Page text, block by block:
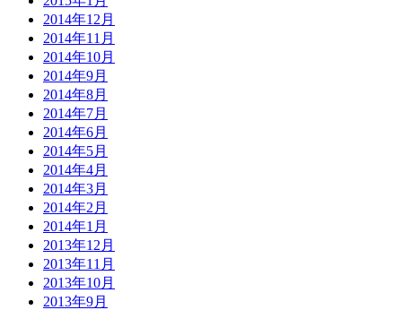
2014年12月
2014年11月
2014年10月
2014年9月
2014年8月
2014年7月
2014年6月
2014年5月
2014年4月
2014年3月
2014年2月
2014年1月
2013年12月
2013年11月
2013年10月
2013年9月